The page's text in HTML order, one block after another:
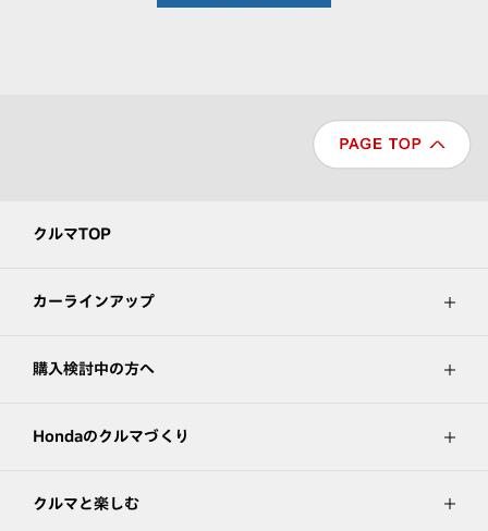
クルマTOP
カーラインアップ
購入検討中の方へ
Hondaのクルマづくり
クルマと楽しむ